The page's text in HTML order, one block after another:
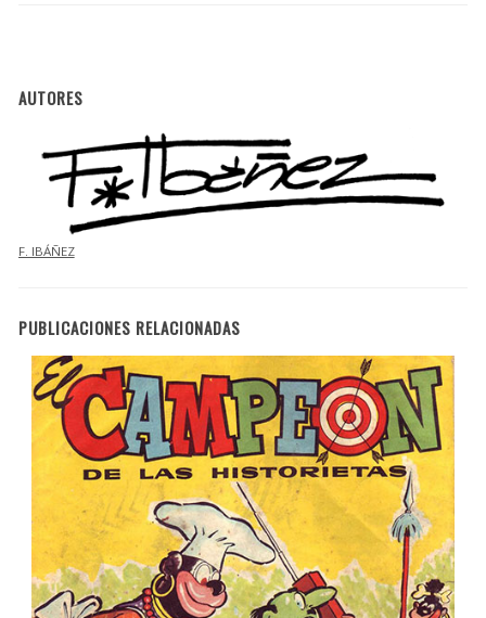
AUTORES
F. IBÁÑEZ
PUBLICACIONES RELACIONADAS